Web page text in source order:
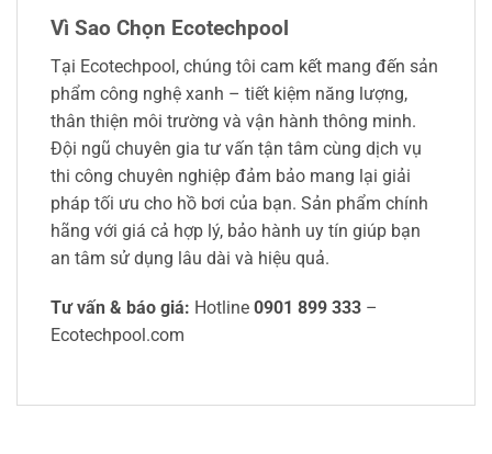
Vì Sao Chọn Ecotechpool
Tại Ecotechpool, chúng tôi cam kết mang đến sản
phẩm công nghệ xanh – tiết kiệm năng lượng,
thân thiện môi trường và vận hành thông minh.
Đội ngũ chuyên gia tư vấn tận tâm cùng dịch vụ
thi công chuyên nghiệp đảm bảo mang lại giải
pháp tối ưu cho hồ bơi của bạn. Sản phẩm chính
hãng với giá cả hợp lý, bảo hành uy tín giúp bạn
an tâm sử dụng lâu dài và hiệu quả.
Tư vấn & báo giá: Hotline 0901 899 333 –
Ecotechpool.com